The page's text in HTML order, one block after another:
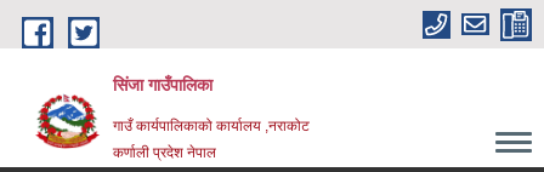
Skip to main content
सिंजा गाउँपालिका
गाउँ कार्यपालिकाको कार्यालय ,नराकोट
कर्णाली प्रदेश नेपाल